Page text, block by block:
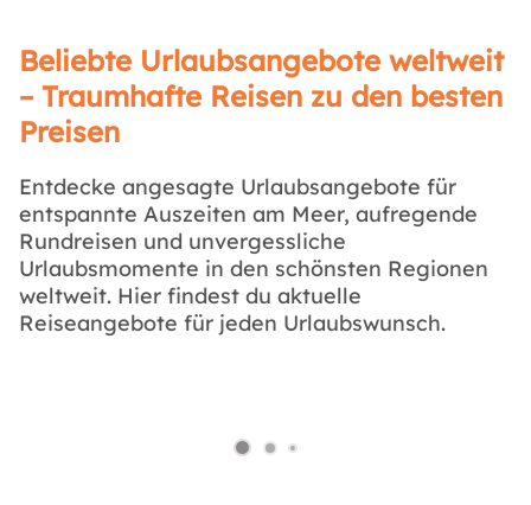
Beliebte Urlaubsangebote weltweit
– Traumhafte Reisen zu den besten
Preisen
Entdecke angesagte Urlaubsangebote für
entspannte Auszeiten am Meer, aufregende
Rundreisen und unvergessliche
Urlaubsmomente in den schönsten Regionen
weltweit. Hier findest du aktuelle
Reiseangebote für jeden Urlaubswunsch.